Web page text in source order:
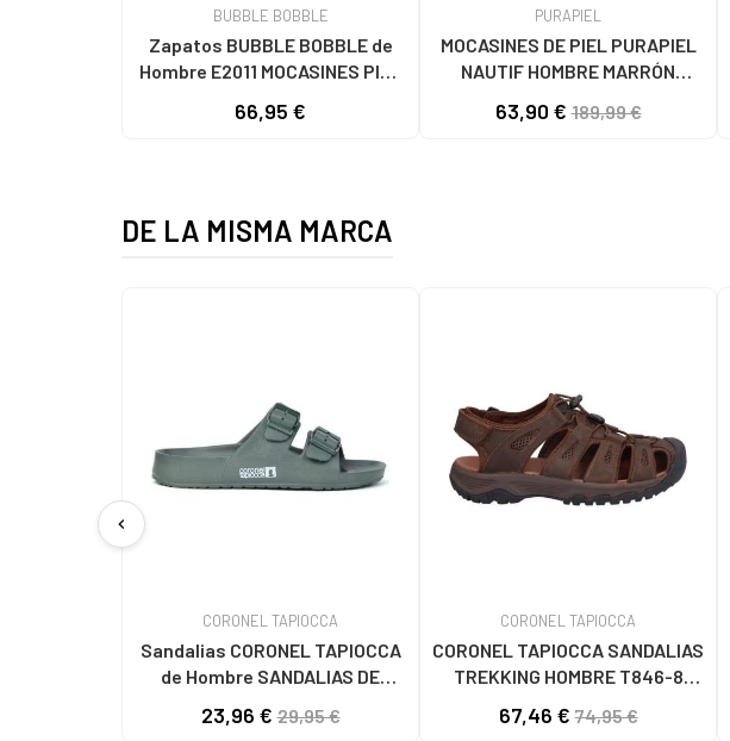
BUBBLE BOBBLE
Zapatos BUBBLE BOBBLE de
Hombre E2011 MOCASINES PIEL
66,95 €
PURAPIEL
MOCASINES DE PIEL PURAPIEL
NAUTIF HOMBRE MARRÓN
63,90 €189,99 €
DE LA MISMA MARCA
chevron_left
CORONEL TAPIOCCA
Sandalias CORONEL TAPIOCCA
de Hombre SANDALIAS DE
23,96 €29,95 €
CORONEL TAPIOCCA
CORONEL TAPIOCCA SANDALIAS
TREKKING HOMBRE T846-8
67,46 €74,95 €